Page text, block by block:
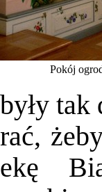
Pokój
tak